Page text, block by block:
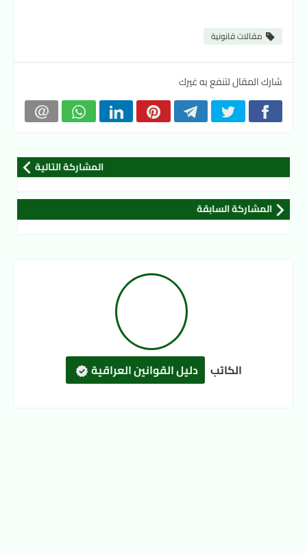
مقالات قانونية
شارك المقال لتنفع به غيرك
المشاركة التالية
المشاركة السابقة
الكاتب دليل القوانين العراقية